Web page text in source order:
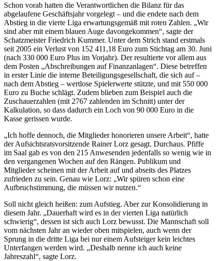
Schon vorab hatten die Verantwortlichen die Bilanz für das
abgelaufene Geschäftsjahr vorgelegt – und die endete nach dem
Abstieg in die vierte Liga erwartungsgemäß mit roten Zahlen. „Wir
sind aber mit einem blauen Auge davongekommen“, sagte der
Schatzmeister Friedrich Kummer. Unter dem Strich stand erstmals
seit 2005 ein Verlust von 152 411,18 Euro zum Stichtag am 30. Juni
(nach 330 000 Euro Plus im Vorjahr). Der resultierte vor allem aus
dem Posten „Abschreibungen auf Finanzanlagen“. Diese betreffen
in erster Linie die interne Beteiligungsgesellschaft, die sich auf –
nach dem Abstieg – wertlose Spielerwerte stützte, und mit 550 000
Euro zu Buche schlägt. Zudem blieben zum Beispiel auch die
Zuschauerzahlen (mit 2767 zahlenden im Schnitt) unter der
Kalkulation, so dass dadurch ein Loch von 90 000 Euro in die
Kasse gerissen wurde.
„Ich hoffe dennoch, die Mitglieder honorieren unsere Arbeit“, hatte
der Aufsichtsratsvorsitzende Rainer Lorz gesagt. Durchaus. Pfiffe
im Saal gab es von den 215 Anwesenden jedenfalls so wenig wie in
den vergangenen Wochen auf den Rängen. Publikum und
Mitglieder scheinen mit der Arbeit auf und abseits des Platzes
zufrieden zu sein. Genau wie Lorz: „Wir spüren schon eine
Aufbruchstimmung, die müssen wir nutzen.“
Soll nicht gleich heißen: zum Aufstieg. Aber zur Konsolidierung in
diesem Jahr. „Dauerhaft wird es in der vierten Liga natürlich
schwierig“, dessen ist sich auch Lorz bewusst. Die Mannschaft soll
vom nächsten Jahr an wieder oben mitspielen, auch wenn der
Sprung in die dritte Liga bei nur einem Aufsteiger kein leichtes
Unterfangen werden wird. „Deshalb nenne ich auch keine
Jahreszahl“, sagte Lorz.